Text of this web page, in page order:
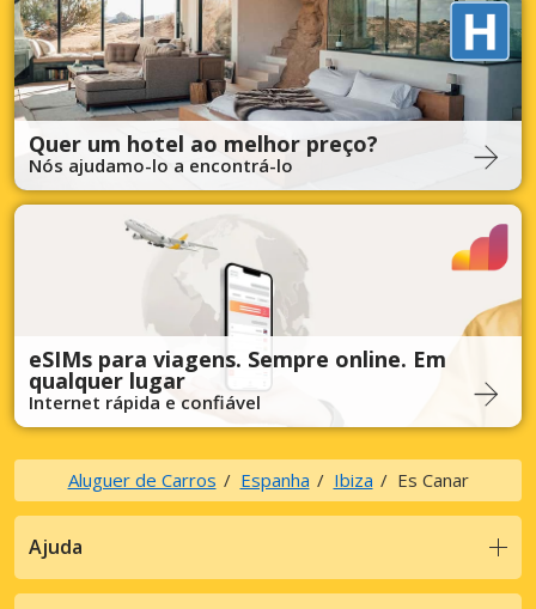
Quer um hotel ao melhor preço?
Nós ajudamo-lo a encontrá-lo
eSIMs para viagens. Sempre online. Em
qualquer lugar
Internet rápida e confiável
Aluguer de Carros Espanha Ibiza Es Canar
Ajuda